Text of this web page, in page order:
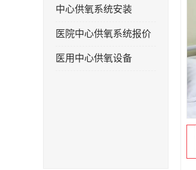
中心供氧系统安装
医院中心供氧系统报价
医用中心供氧设备